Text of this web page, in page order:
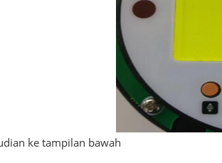
ke tampilan bawah